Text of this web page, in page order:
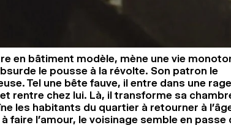
en bâtiment modèle, mène une vie
le pousse à la révolte. Son patron le
Tel une bête fauve, il entre dans une rage
rentre chez lui. Là, il transforme sa
les habitants du quartier à retourner à
faire l’amour, le voisinage semble en passe